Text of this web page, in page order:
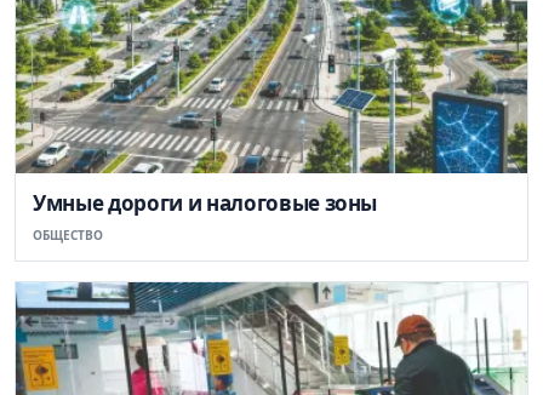
Умные дороги и налоговые зоны
ОБЩЕСТВО